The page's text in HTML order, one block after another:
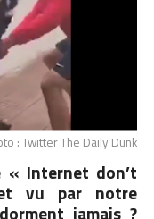
: Twitter The Daily Dunk
« Internet don’t
vu par notre
jamais ?